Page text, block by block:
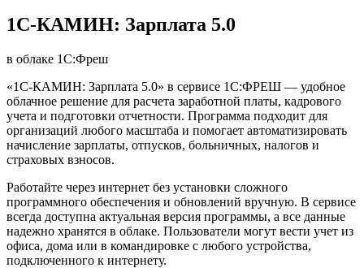
1С-КАМИН: Зарплата 5.0
в облаке 1С:Фреш
«1С-КАМИН: Зарплата 5.0» в сервисе 1С:ФРЕШ — удобное
облачное решение для расчета заработной платы, кадрового
учета и подготовки отчетности. Программа подходит для
организаций любого масштаба и помогает автоматизировать
начисление зарплаты, отпусков, больничных, налогов и
страховых взносов.
Работайте через интернет без установки сложного
программного обеспечения и обновлений вручную. В сервисе
всегда доступна актуальная версия программы, а все данные
надежно хранятся в облаке. Пользователи могут вести учет из
офиса, дома или в командировке с любого устройства,
подключенного к интернету.